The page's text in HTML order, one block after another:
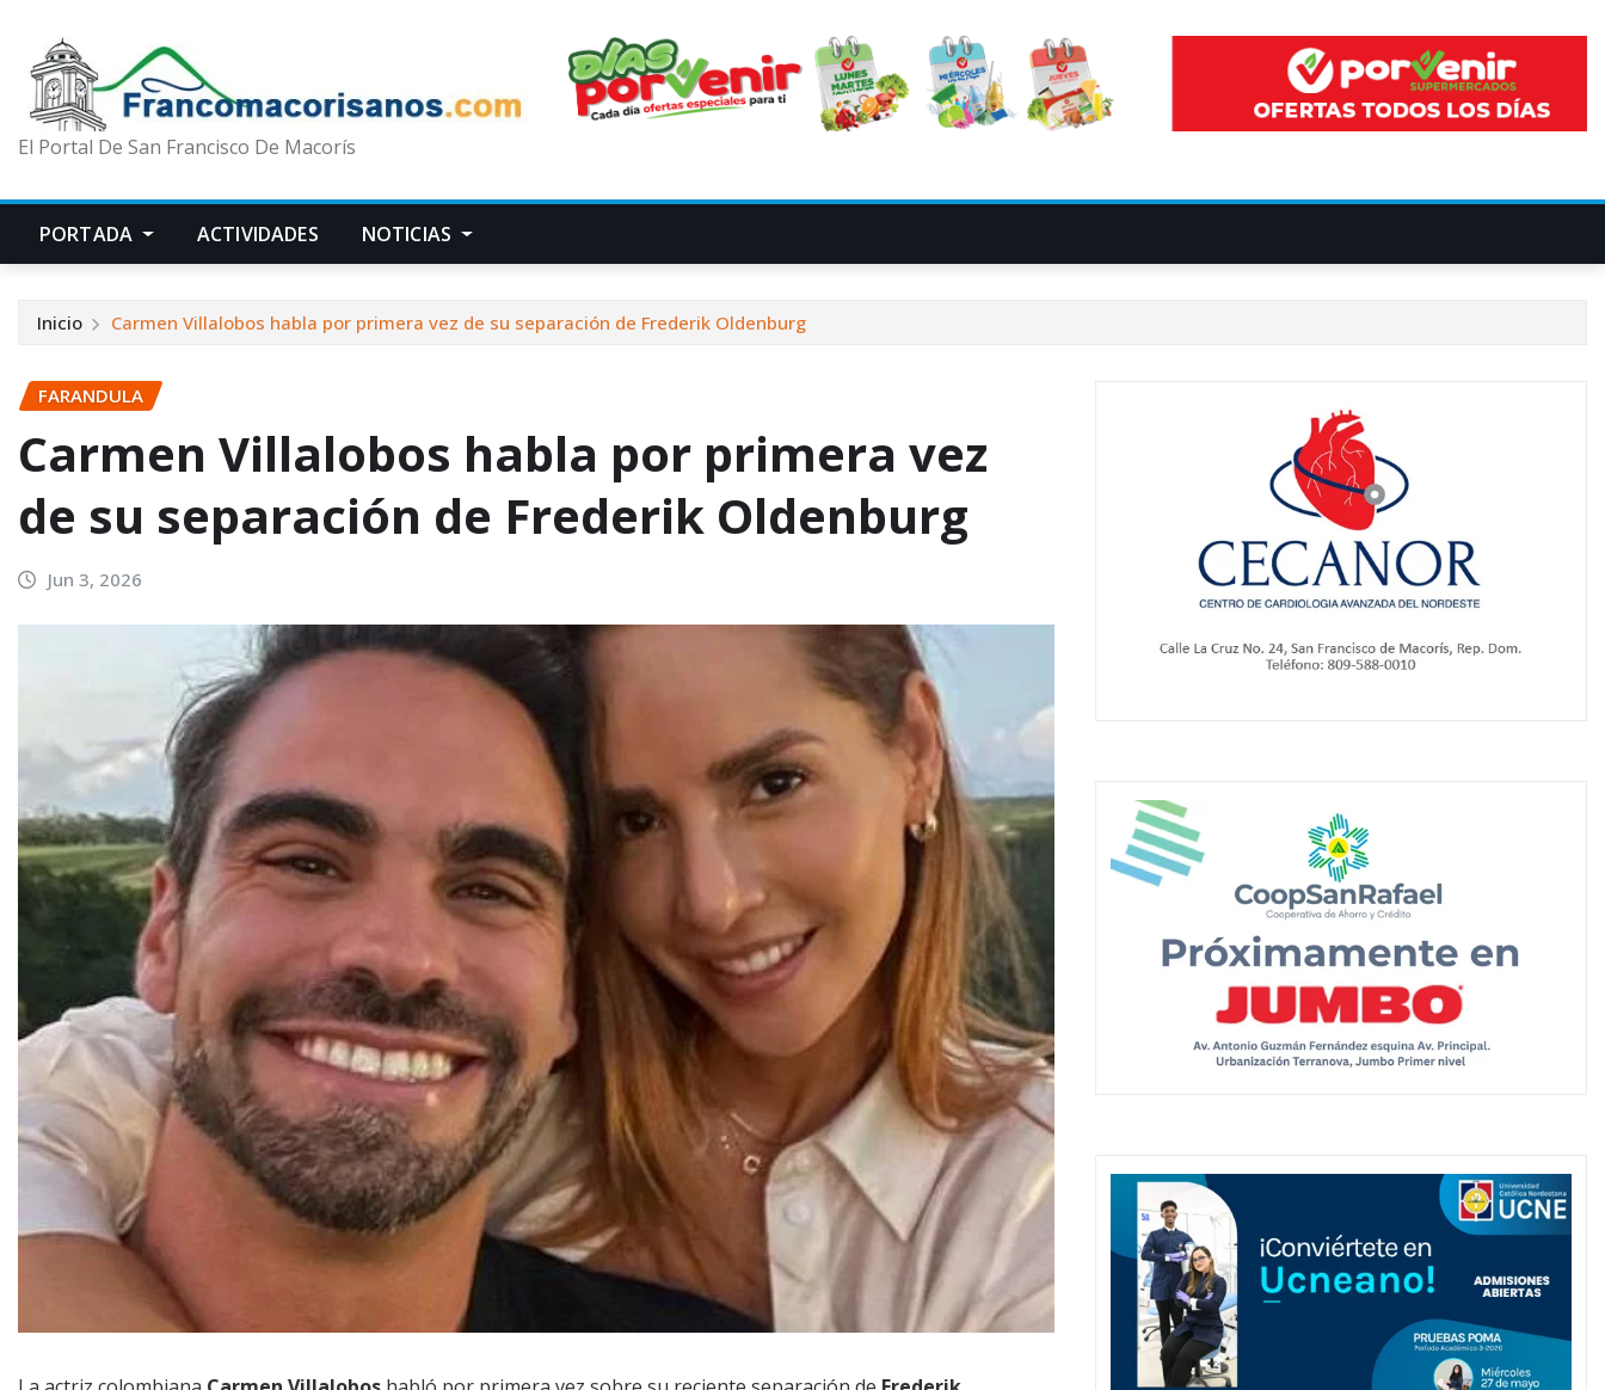
El Portal De San Francisco De Macorís
PORTADA ACTIVIDADES NOTICIAS
Inicio Carmen Villalobos habla por primera vez de su separación de Frederik Oldenburg
FARANDULA
Carmen Villalobos habla por primera vez
de su separación de Frederik Oldenburg
Jun 3, 2026